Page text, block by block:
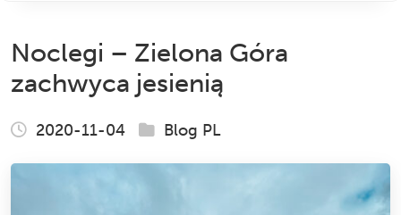
Noclegi – Zielona Góra
zachwyca jesienią
2020-11-04 Blog PL